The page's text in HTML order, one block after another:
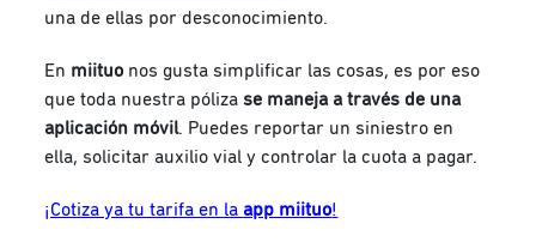
una de ellas por desconocimiento.
En miituo nos gusta simplificar las cosas, es por eso
que toda nuestra pólizase maneja a través de una
aplicación móvil. Puedes reportar un siniestro en
ella, solicitar auxilio vial y controlar la cuota a pagar.
¡Cotiza ya tu tarifa en la app miituo!